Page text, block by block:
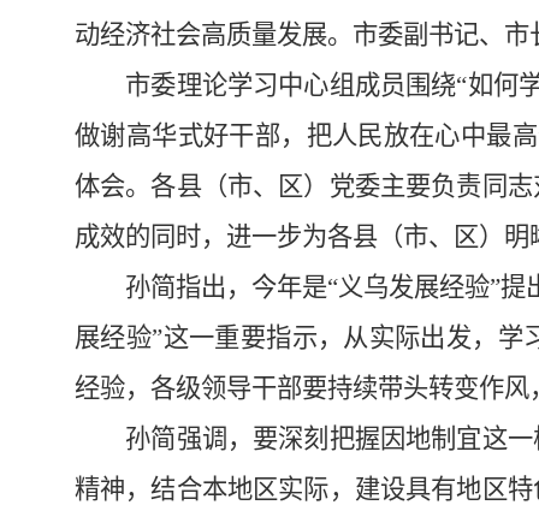
动经济社会高质量发展。市委副书记、
市委理论学习中心组成员围绕“如何学
做谢高华式好干部，把人民放在心中最
体会。各县（市、区）党委主要负责同
成效的同时，进一步为各县（市、区）
孙简指出，今年是“义乌发展经验”提
展经验”这一重要指示，从实际出发，
经验，各级领导干部要持续带头转变作
孙简强调，要深刻把握因地制宜这一
精神，结合本地区实际，建设具有地区